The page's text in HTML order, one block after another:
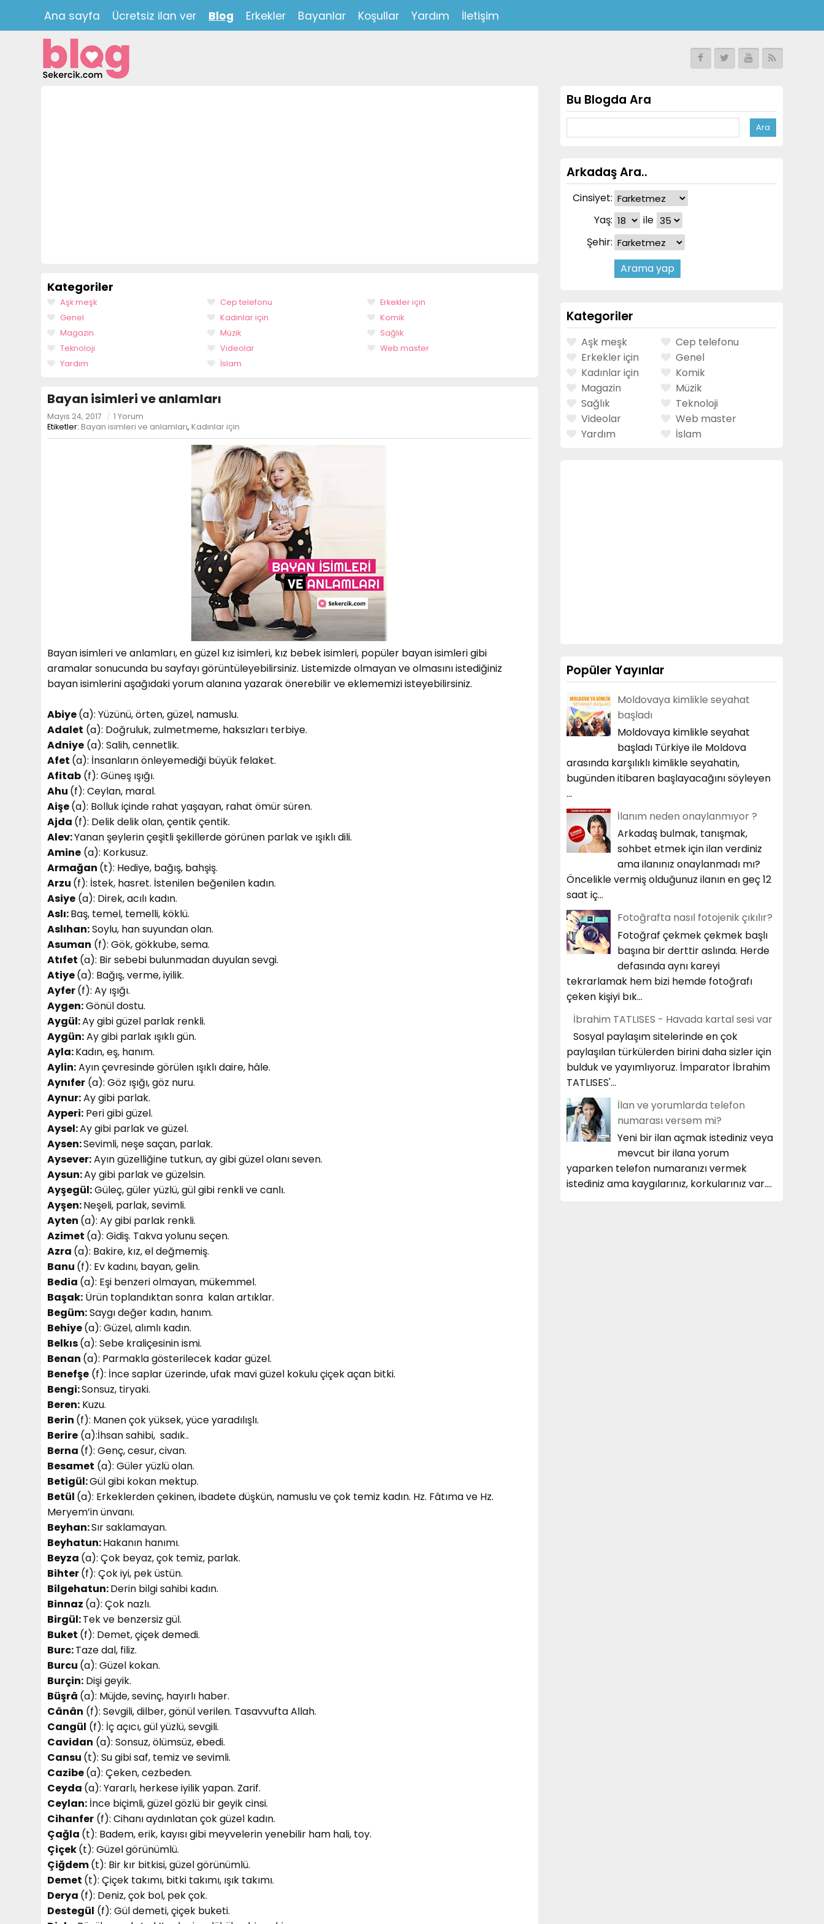
Ana sayfa Ücretsiz ilan ver Blog Erkekler Bayanlar Koşullar Yardım İletişim
Kategoriler
Aşk meşk Cep telefonu
Erkekler için
Genel
Kadınlar için
Komik
Magazin
Müzik
Sağlık
Teknoloji
Videolar
Web master
Yardım
İslam
Bayan isimleri ve anlamları
Mayıs 24, 2017 / 1 Yorum
Etiketler:Bayan isimleri ve anlamları,Kadınlar için
Bayan isimleri ve anlamları, en güzel kız isimleri, kız bebek isimleri, popüler bayan isimleri gibi
aramalar sonucunda bu sayfayı görüntüleyebilirsiniz. Listemizde olmayan ve olmasını istediğiniz
bayan isimlerini aşağıdaki yorum alanına yazarak önerebilir ve eklememizi isteyebilirsiniz.
Abiye(a): Yüzünü, örten, güzel, namuslu.
Adalet (a): Doğruluk, zulmetmeme, haksızları terbiye.
Adniye (a): Salih, cennetlik.
Afet (a): İnsanların önleyemediği büyük felaket.
Afitab (f): Güneş ışığı.
Ahu (f): Ceylan, maral.
Aişe(a): Bolluk içinde rahat yaşayan, rahat ömür süren.
Ajda (f): Delik delik olan, çentik çentik.
Alev:Yanan şeylerin çeşitli şekillerde görünen parlak ve ışıklı dili.
Amine (a): Korkusuz.
Armağan (t): Hediye, bağış, bahşiş.
Arzu (f): İstek, hasret. İstenilen beğenilen kadın.
Asiye (a): Direk, acılı kadın.
Aslı:Baş, temel, temelli, köklü.
Aslıhan:Soylu, han suyundan olan.
Asuman (f): Gök, gökkube, sema.
Atıfet (a): Bir sebebi bulunmadan duyulan sevgi.
Atiye(a): Bağış, verme, iyilik.
Ayfer(f): Ay ışığı.
Aygen:Gönül dostu.
Aygül:Ay gibi güzel parlak renkli.
Aygün:Ay gibi parlak ışıklı gün.
Ayla:Kadın, eş, hanım.
Aylin:Ayın çevresinde görülen ışıklı daire, hâle.
Aynıfer (a): Göz ışığı, göz nuru.
Aynur:Ay gibi parlak.
Ayperi: Peri gibi güzel.
Aysel:Ay gibi parlak ve güzel.
Aysen:Sevimli, neşe saçan, parlak.
Aysever:Ayın güzelliğine tutkun, ay gibi güzel olanı seven.
Aysun:Ay gibi parlak ve güzelsin.
Ayşegül:Güleç, güler yüzlü, gül gibi renkli ve canlı.
Ayşen:Neşeli, parlak, sevimli.
Ayten (a): Ay gibi parlak renkli.
Azimet (a): Gidiş. Takva yolunu seçen.
Azra (a): Bakire, kız, el değmemiş.
Banu (f): Ev kadını, bayan, gelin.
Bedia (a): Eşi benzeri olmayan, mükemmel.
Başak: Ürün toplandıktan sonra kalan artıklar.
Begüm:Saygı değer kadın, hanım.
Behiye(a): Güzel, alımlı kadın.
Belkıs(a): Sebe kraliçesinin ismi.
Benan (a): Parmakla gösterilecek kadar güzel.
Benefşe (f): İnce saplar üzerinde, ufak mavi güzel kokulu çiçek açan bitki.
Bengi:Sonsuz, tiryaki.
Beren: Kuzu.
Berin (f): Manen çok yüksek, yüce yaradılışlı.
Berire (a):İhsan sahibi, sadık..
Berna (f): Genç, cesur, civan.
Besamet (a): Güler yüzlü olan.
Betigül:Gül gibi kokan mektup.
Betül (a): Erkeklerden çekinen, ibadete düşkün, namuslu ve çok temiz kadın. Hz. Fâtıma ve Hz.
Meryem’in ünvanı.
Beyhan:Sır saklamayan.
Beyhatun:Hakanın hanımı.
Beyza (a): Çok beyaz, çok temiz, parlak.
Bihter(f): Çok iyi, pek üstün.
Bilgehatun:Derin bilgi sahibi kadın.
Binnaz (a): Çok nazlı.
Birgül:Tek ve benzersiz gül.
Buket (f): Demet, çiçek demedi.
Burc:Taze dal, filiz.
Burcu (a): Güzel kokan.
Burçin: Dişi geyik.
Büşrâ (a): Müjde, sevinç, hayırlı haber.
Cânân (f): Sevgili, dilber, gönül verilen. Tasavvufta Allah.
Cangül (f): İç açıcı, gül yüzlü, sevgili.
Cavidan (a): Sonsuz, ölümsüz, ebedi.
Cansu (t): Su gibi saf, temiz ve sevimli.
Cazibe(a): Çeken, cezbeden.
Ceyda (a): Yararlı, herkese iyilik yapan. Zarif.
Ceylan: İnce biçimli, güzel gözlü bir geyik cinsi.
Cihanfer (f): Cihanı aydınlatan çok güzel kadın.
Çağla (t): Badem, erik, kayısı gibi meyvelerin yenebilir ham hali, toy.
Çiçek(t): Güzel görünümlü.
Çiğdem(t): Bir kır bitkisi, güzel görünümlü.
Demet (t): Çiçek takımı, bitki takımı, ışık takımı.
Derya (f): Deniz, çok bol, pek çok.
Destegül (f): Gül demeti, çiçek buketi.
Bu Blogda Ara
Arkadaş Ara..
Cinsiyet:
Yaş:
ile
Şehir:
Kategoriler
Aşk meşk
Cep telefonu
Erkekler için
Genel
Kadınlar için
Komik
Magazin
Müzik
Sağlık
Teknoloji
Videolar
Web master
Yardım
İslam
Popüler Yayınlar
Moldovaya kimlikle seyahat
başladı
Moldovaya kimlikle seyahat
başladı Türkiye ile Moldova
arasında karşılıklı kimlikle seyahatin,
bugünden itibaren başlayacağını söyleyen
...
İlanım neden onaylanmıyor ?
Arkadaş bulmak, tanışmak,
sohbet etmek için ilan verdiniz
ama ilanınız onaylanmadı mı?
Öncelikle vermiş olduğunuz ilanın en geç 12
saat iç...
Fotoğrafta nasıl fotojenik çıkılır?
Fotoğraf çekmek çekmek başlı
başına bir derttir aslında. Herde
defasında aynı kareyi
tekrarlamak hem bizi hemde fotoğrafı
çeken kişiyi bık...
İbrahim TATLISES - Havada kartal sesi var
Sosyal paylaşım sitelerinde en çok
paylaşılan türkülerden birini daha sizler için
bulduk ve yayımlıyoruz. İmparator İbrahim
TATLISES'...
İlan ve yorumlarda telefon
numarası versem mi?
Yeni bir ilan açmak istediniz veya
mevcut bir ilana yorum
yaparken telefon numaranızı vermek
istediniz ama kaygılarınız, korkularınız var....